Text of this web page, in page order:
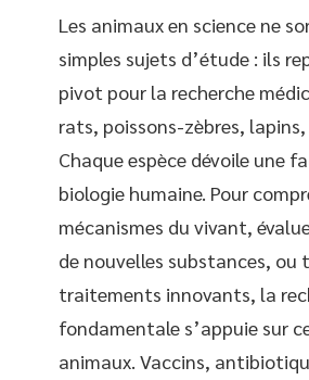
Les animaux en science ne
simples sujets d’étude : ils
pivot pour la recherche
rats, poissons-zèbres, lapins,
Chaque espèce dévoile une
biologie humaine. Pour
mécanismes du vivant,
de nouvelles substances, ou
traitements innovants, la
fondamentale s’appuie sur
animaux. Vaccins,